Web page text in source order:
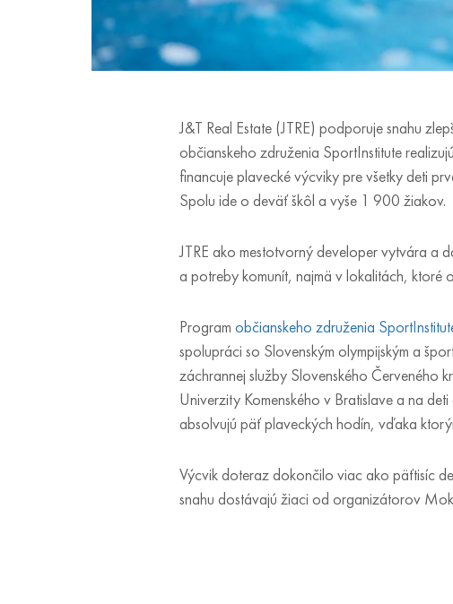
J&T Real Estate (JTRE) podporuje snahu
občianskeho združenia SportInstitute
financuje plavecké výcviky pre všetky deti
Spolu ide o deväť škôl a vyše 1 900 žiakov.
JTRE ako mestotvorný developer vytvára a
a potreby komunít, najmä v lokalitách, ktoré
Program občianskeho združenia
spolupráci so Slovenským olympijským a
záchrannej služby Slovenského Červeného
Univerzity Komenského v Bratislave a na
absolvujú päť plaveckých hodín, vďaka
Výcvik doteraz dokončilo viac ako päťtisíc
snahu dostávajú žiaci od organizátorov